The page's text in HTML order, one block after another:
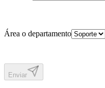
Área o departamento
Enviar